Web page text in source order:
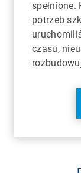
potrzeb
czasu,